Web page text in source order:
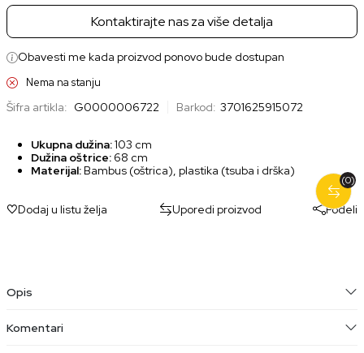
Kontaktirajte nas za više detalja
Obavesti me kada proizvod ponovo bude dostupan
Nema na stanju
Šifra artikla: G0000006722 Barkod: 3701625915072
Ukupna dužina:103 cm
Dužina oštrice: 68 cm
Materijal:Bambus (oštrica), plastika (tsuba i drška)
Dodaj u listu želja Uporedi proizvod Podeli
(0)
Opis
Komentari